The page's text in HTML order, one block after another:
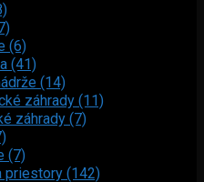
(6)
(41)
(14)
záhrady (11)
záhrady (7)
(7)
priestory (142)